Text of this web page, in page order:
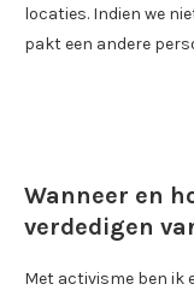
locaties. Indien we
pakt een andere
Wanneer en
verdedigen
Met activisme ben ik